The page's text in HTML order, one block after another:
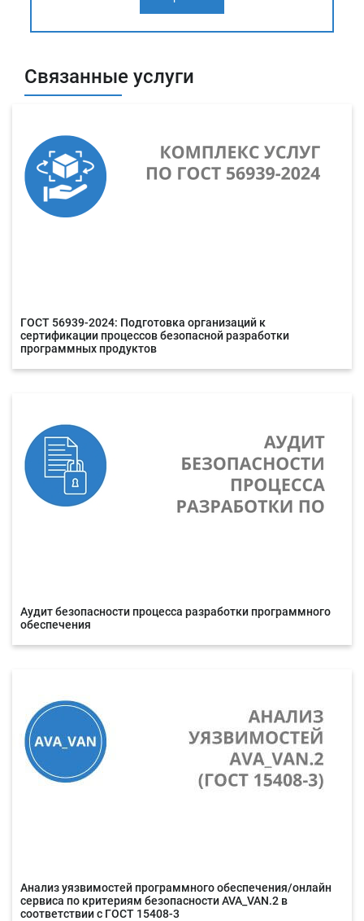
Связанные услуги
ГОСТ 56939-2024: Подготовка организаций к
сертификации процессов безопасной разработки
программных продуктов
Аудит безопасности процесса разработки программного
обеспечения
Анализ уязвимостей программного обеспечения/онлайн
сервиса по критериям безопасности AVA_VAN.2 в
соответствии с ГОСТ 15408-3